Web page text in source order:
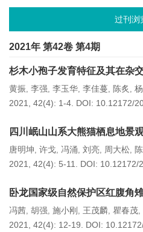
过刊浏
2021年 第42卷 第4期
杉木小孢子发育特征及其在杂
黄振, 李强, 李玉华, 李佳蔓, 陈炙 ,
2021, 42(4): 1-4. DOI: 10.12172/
四川岷山山系大熊猫栖息地景
唐明坤, 许戈, 冯涌, 刘亮, 周大松,
2021, 42(4): 5-11.
DOI: 10.12172/
卧龙国家级自然保护区红腹角
冯茜, 胡强, 施小刚 , 王茂麟, 瞿春茂,
2021, 42(4): 12-19.
DOI: